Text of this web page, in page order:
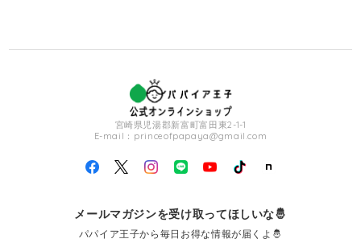
宮崎県児湯郡新富町富田東2-1-1
E-mail： princeofpapaya@gmail.com
メールマガジンを受け取ってほしいな🤴
パパイア王子から毎日お得な情報が届くよ🤴